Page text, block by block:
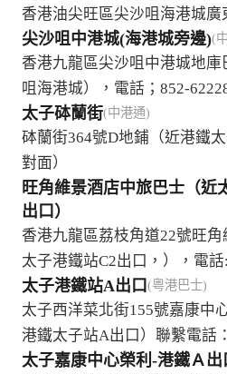
香港油尖旺區尖沙咀海港城廣
尖沙咀中港城(海港城旁邊)(
香港九龍區尖沙咀中港城地
咀海港城），電話；852-
太子砵蘭街(中港通)
砵蘭街364號D地鋪（近港鐵
對面）
旺角維景酒店中旅巴士（近
出口）
香港九龍區荔枝角道22號旺
太子港鐵站C2出口，），電
太子港鐵站A出口(粤港巴士)
太子西洋菜北街155號嘉康中
港鐵太子站A出口）聯繫電話
太子嘉康中心榮利-港鐵Ａ出